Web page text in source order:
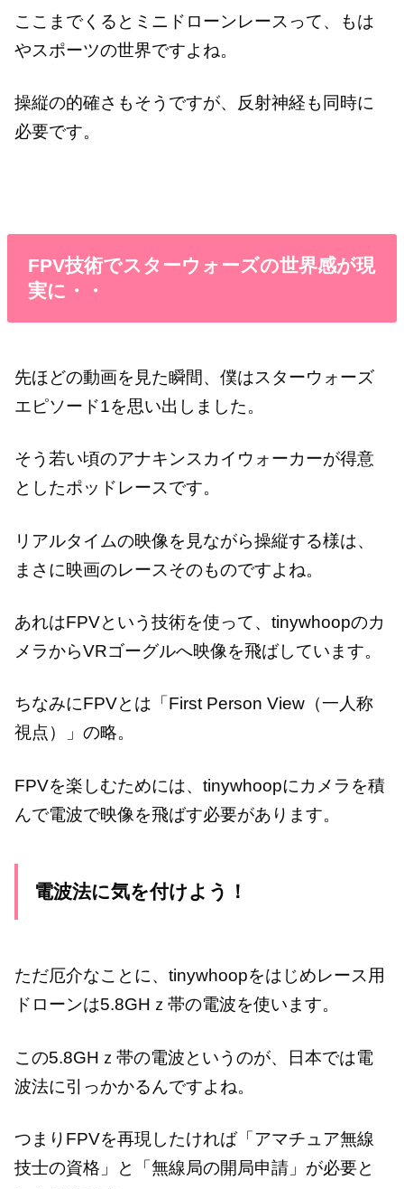
ここまでくるとミニドローンレースって、もは
やスポーツの世界ですよね。
操縦の的確さもそうですが、反射神経も同時に
必要です。
FPV技術でスターウォーズの世界感が現
実に・・
先ほどの動画を見た瞬間、僕はスターウォーズ
エピソード1を思い出しました。
そう若い頃のアナキンスカイウォーカーが得意
としたポッドレースです。
リアルタイムの映像を見ながら操縦する様は、
まさに映画のレースそのものですよね。
あれはFPVという技術を使って、tinywhoopのカ
メラからVRゴーグルへ映像を飛ばしています。
ちなみにFPVとは「First Person View（一人称
視点）」の略。
FPVを楽しむためには、tinywhoopにカメラを積
んで電波で映像を飛ばす必要があります。
電波法に気を付けよう！
ただ厄介なことに、tinywhoopをはじめレース用
ドローンは5.8GHｚ帯の電波を使います。
この5.8GHｚ帯の電波というのが、日本では電
波法に引っかかるんですよね。
つまりFPVを再現したければ「アマチュア無線
技士の資格」と「無線局の開局申請」が必要と